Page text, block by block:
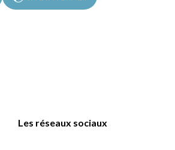
Les réseaux sociaux